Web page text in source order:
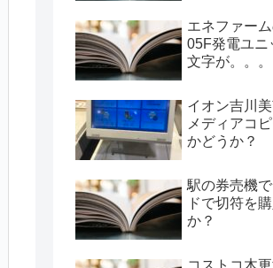
エネファー
05F発電ユニ
文字が。。。
イオン吉川
メディアコ
かどうか？
駅の券売機
ドで切符を
か？
コストコ木